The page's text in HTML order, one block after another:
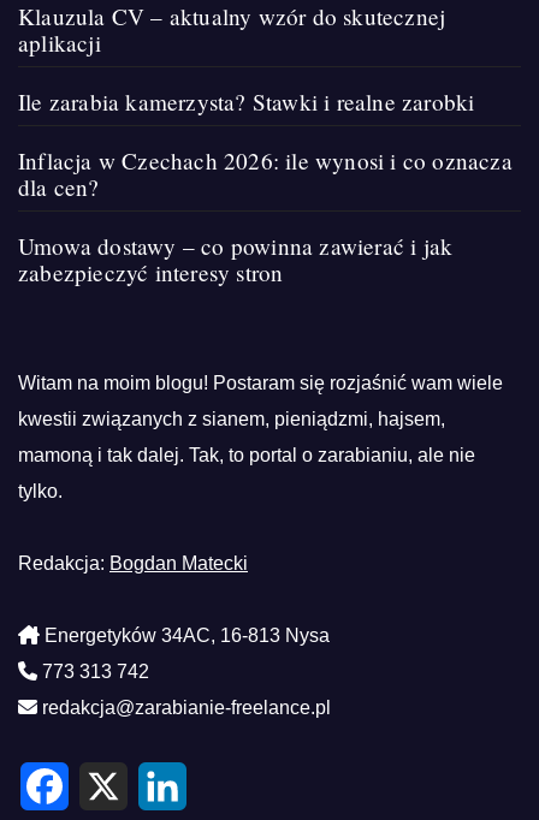
Klauzula CV – aktualny wzór do skutecznej
aplikacji
Ile zarabia kamerzysta? Stawki i realne zarobki
Inflacja w Czechach 2026: ile wynosi i co oznacza
dla cen?
Umowa dostawy – co powinna zawierać i jak
zabezpieczyć interesy stron
Witam na moim blogu! Postaram się rozjaśnić wam wiele
kwestii związanych z sianem, pieniądzmi, hajsem,
mamoną i tak dalej. Tak, to portal o zarabianiu, ale nie
tylko.
Redakcja: Bogdan Matecki
Energetyków 34AC, 16-813 Nysa
773 313 742
redakcja@zarabianie-freelance.pl
F
X